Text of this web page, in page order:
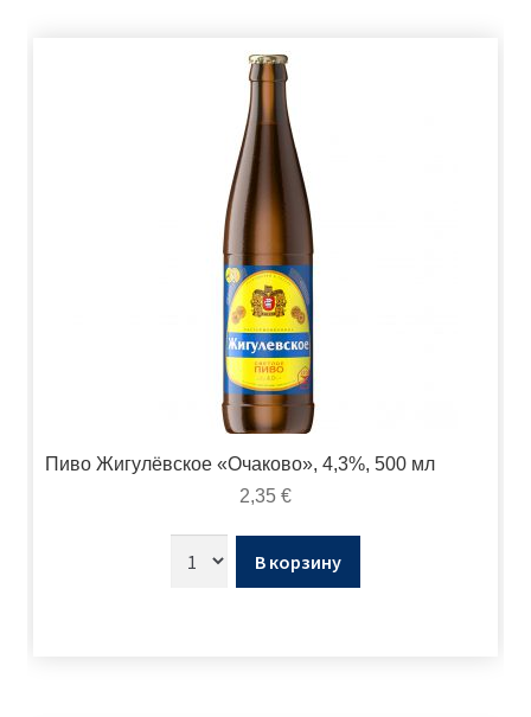
Пиво Жигулёвское «Очаково», 4,3%, 500 мл
2,35 €
В корзину